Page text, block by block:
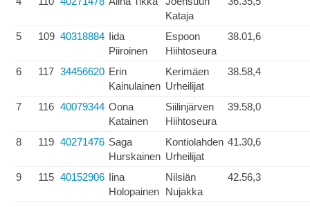
Kataja
5 109 40318884 Iida
Piiroinen
Espoon
Hiihtoseura
38.01,6
6 117 34456620 Erin
Kainulainen
Kerimäen
Urheilijat
38.58,4
7 116 40079344 Oona
Katainen
Siilinjärven
Hiihtoseura
39.58,0
8 119 40271476 Saga
Hurskainen
Kontiolahden
Urheilijat
41.30,6
9 115 40152906 Iina
Holopainen
Nilsiän
Nujakka
42.56,3